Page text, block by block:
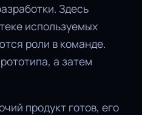
Здесь
используемых
роли в команде.
а затем
продукт готов, его